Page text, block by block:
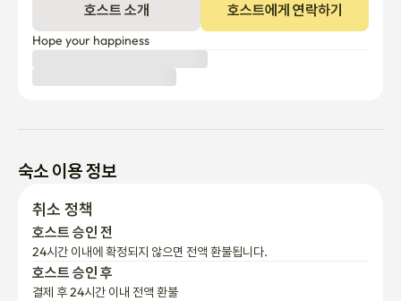
호스트 소개 호스트에게 연락하기
Hope your happiness
숙소 이용 정보
취소 정책
호스트 승인 전
24시간 이내에 확정되지 않으면 전액 환불됩니다.
호스트 승인 후
결제 후 24시간 이내 전액 환불